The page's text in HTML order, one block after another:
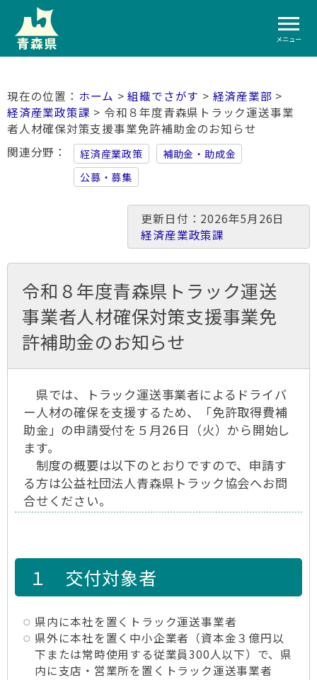
メニュー
ホーム >組織でさがす > 経済産業部 >
経済産業政策課 > 令和８年度青森県トラック運送事業
者人材確保対策支援事業免許補助金のお知らせ
関連分野
経済産業政策
補助金・助成金
公募・募集
更新日付：2026年5月26日
経済産業政策課
令和８年度青森県トラック運送
事業者人材確保対策支援事業免
許補助金のお知らせ
県では、トラック運送事業者によるドライバ
ー人材の確保を支援するため、「免許取得費補
助金」の申請受付を５月26日（火）から開始し
ます。
制度の概要は以下のとおりですので、申請す
る方は公益社団法人青森県トラック協会へお問
合せください。
１ 交付対象者
県内に本社を置くトラック運送事業者
県外に本社を置く中小企業者（資本金３億円以
下または常時使用する従業員300人以下）で、県
内に支店・営業所を置くトラック運送事業者